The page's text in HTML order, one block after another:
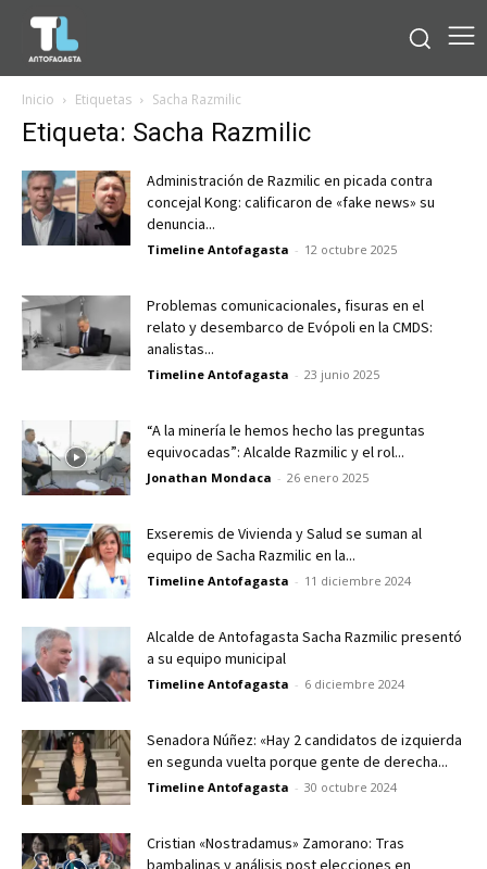
Inicio Etiquetas Sacha Razmilic
Etiqueta: Sacha Razmilic
Administración de Razmilic en picada contra
concejal Kong: calificaron de «fake news» su
denuncia...
Timeline Antofagasta - 12 octubre 2025
Problemas comunicacionales, fisuras en el
relato y desembarco de Evópoli en la CMDS:
analistas...
Timeline Antofagasta - 23 junio 2025
“A la minería le hemos hecho las preguntas
equivocadas”: Alcalde Razmilic y el rol...
Jonathan Mondaca - 26 enero 2025
Exseremis de Vivienda y Salud se suman al
equipo de Sacha Razmilic en la...
Timeline Antofagasta - 11 diciembre 2024
Alcalde de Antofagasta Sacha Razmilic presentó
a su equipo municipal
Timeline Antofagasta - 6 diciembre 2024
Senadora Núñez: «Hay 2 candidatos de izquierda
en segunda vuelta porque gente de derecha...
Timeline Antofagasta - 30 octubre 2024
Cristian «Nostradamus» Zamorano: Tras